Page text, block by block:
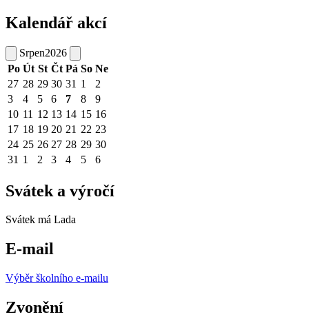
Kalendář akcí
Srpen2026
Po Út St Čt Pá So Ne
27 28 29 30 31 1
2
3
4 5 6 7 8
9
10 11 12 13 14 15 16
17 18 19 20 21 22 23
24 25 26 27 28 29 30
31 1 2 3 4 5 6
Svátek a výročí
Svátek má Lada
E-mail
Výběr školního e-mailu
Zvonění